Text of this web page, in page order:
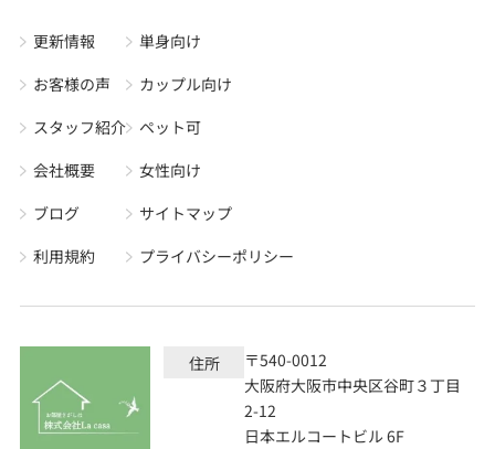
更新情報
お客様の声
スタッフ紹介
会社概要
ブログ
利用規約
単身向け
カップル向け
ペット可
女性向け
サイトマップ
プライバシーポリシー
住所
〒540-0012
大阪府大阪市中央区谷町３丁目
2-12
日本エルコートビル 6F